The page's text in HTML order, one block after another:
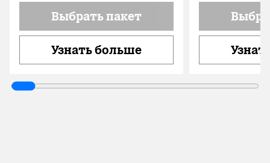
Выбрать пакет
Узнать больше